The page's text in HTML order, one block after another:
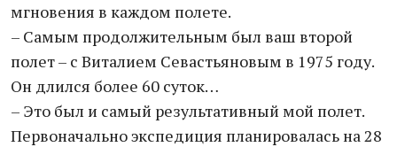
мгновения в каждом полете.
– Самым продолжительным был ваш второй
полет – с Виталием Севастьяновым в 1975 году.
Он длился более 60 суток…
– Это был и самый результативный мой полет.
Первоначально экспедиция планировалась на 28